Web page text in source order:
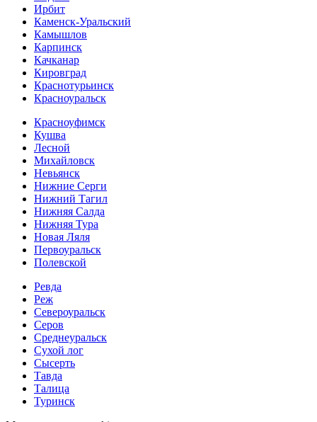
Ирбит
Каменск-Уральский
Камышлов
Карпинск
Качканар
Кировград
Краснотурьинск
Красноуральск
Красноуфимск
Кушва
Лесной
Михайловск
Невьянск
Нижние Серги
Нижний Тагил
Нижняя Салда
Нижняя Тура
Новая Ляля
Первоуральск
Полевской
Ревда
Реж
Североуральск
Серов
Среднеуральск
Сухой лог
Сысерть
Тавда
Талица
Туринск